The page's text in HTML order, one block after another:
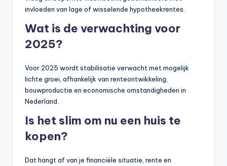
invloeden van lage of wisselende hypotheekrentes.
Wat is de verwachting voor
2025?
Voor 2025 wordt stabilisatie verwacht met mogelijk
lichte groei, afhankelijk van renteontwikkeling,
bouwproductie en economische omstandigheden in
Nederland.
Is het slim om nu een huis te
kopen?
Dat hangt af van je financiële situatie, rente en